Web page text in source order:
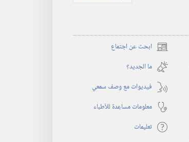
ابحث عن اجتماع (يفتح
نافذة
جديدة)
ما الجديد؟‏
فيديوات مع وصف سمعي
معلومات مساعِدة للأطباء
تعليمات